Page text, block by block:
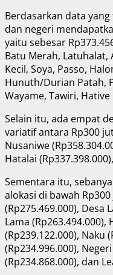
Berdasarkan data
dan negeri
yaitu sebesar
Batu Merah, Latuhalat,
Kecil, Soya, Passo,
Hunuth/Durian Patah,
Wayame, Tawiri, Hative
Selain itu, ada empat
variatif antara Rp300
Nusaniwe
Hatalai
Sementara itu,
alokasi di bawah
(Rp275.469.000), Desa
Lama (Rp263.494.000),
(Rp239.122.000), Naku
(Rp234.996.000),
(Rp234.868.000), dan